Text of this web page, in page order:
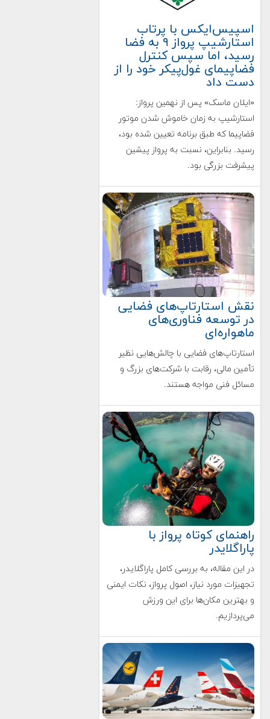
اسپیس‌ایکس با پرتاب
استارشیپ پرواز ۹ به فضا
رسید، اما سپس کنترل
فضاپیمای غول‌پیکر خود را از
دست داد
«ایلان ماسک» پس از نهمین پرواز:
استارشیپ به زمان خاموش شدن موتور
فضاپیما که طبق برنامه تعیین شده بود،
رسید. بنابراین، نسبت به پرواز پیشین
پیشرفت بزرگی بود.
نقش استارتاپ‌های فضایی
در توسعه فناوری‌های
ماهواره‌ای
استارتاپ‌های فضایی با چالش‌هایی نظیر
تأمین مالی، رقابت با شرکت‌های بزرگ و
مسائل فنی مواجه هستند.
راهنمای کوتاه پرواز با
پاراگلایدر
در این مقاله، به بررسی کامل پاراگلایدر،
تجهیزات مورد نیاز، اصول پرواز، نکات ایمنی
و بهترین مکان‌ها برای این ورزش
می‌پردازیم.